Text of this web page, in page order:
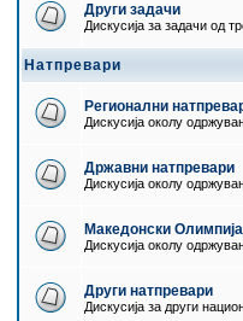
Други задачи
Дискусија за задачи од
Натпревари
Регионални
Дискусија околу
Државни натпревари
Дискусија околу
Македонски
Дискусија околу
Други натпревари
Дискусија за други